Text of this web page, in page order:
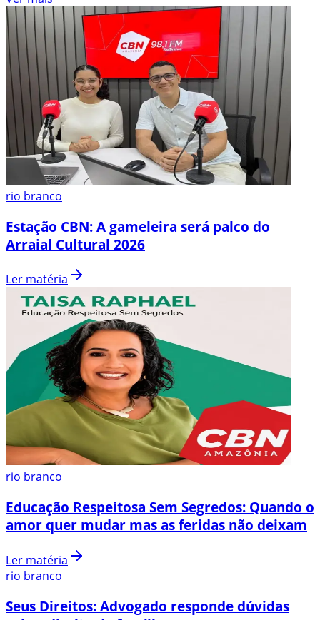
rio branco
Estação CBN: A gameleira será palco do
Arraial Cultural 2026
Ler matéria
rio branco
Educação Respeitosa Sem Segredos: Quando o
amor quer mudar mas as feridas não deixam
Ler matéria
rio branco
Seus Direitos: Advogado responde dúvidas